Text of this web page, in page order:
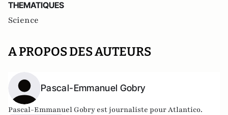
THEMATIQUES
Science
A PROPOS DES AUTEURS
Pascal-Emmanuel Gobry
Pascal-Emmanuel Gobry est journaliste pour Atlantico.